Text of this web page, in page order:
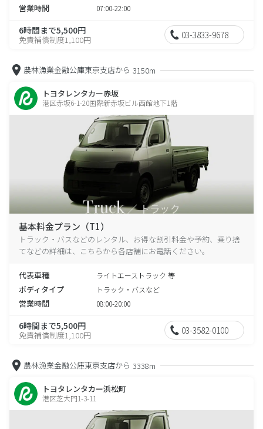
営業時間 07:00-22:00
6時間まで5,500円
免責補償制度1,100円 03-3833-9678
農林漁業金融公庫東京支店から 3150m
トヨタレンタカー赤坂
港区赤坂6-1-20国際新赤坂ビル西館地下1階
基本料金プラン（T1）
トラック・バスなどのレンタル、お得な割引料金や予約、乗り捨
てなどの詳細は、こちらから各店舗にお電話ください。
代表車種 ライトエーストラック 等
ボディタイプ トラック・バスなど
営業時間 08:00-20:00
6時間まで5,500円
免責補償制度1,100円 03-3582-0100
農林漁業金融公庫東京支店から 3338m
トヨタレンタカー浜松町
港区芝大門1-3-11